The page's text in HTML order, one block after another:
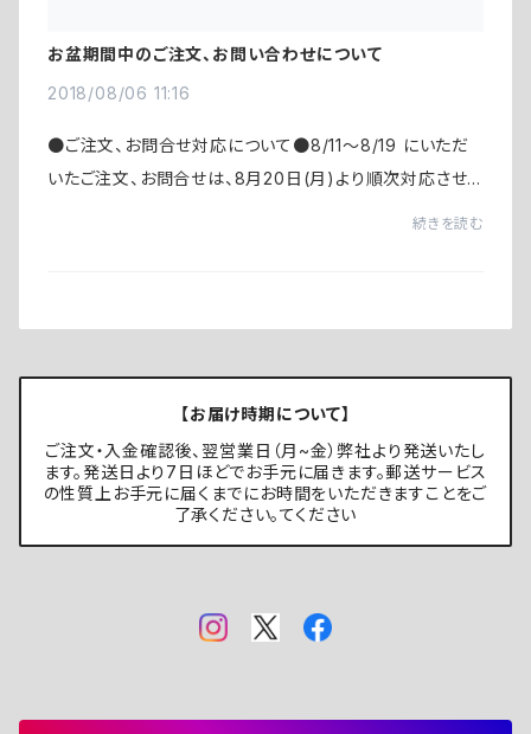
お盆期間中のご注文、お問い合わせについて
2018/08/06 11:16
●ご注文、お問合せ対応について●8/11〜8/19 にいただ
いたご注文、お問合せは、8月20日(月)より順次対応させ
続きを読む
【お届け時期について】
ご注文・入金確認後、翌営業日（月~金）弊社より発送いたし
ます。発送日より7日ほどでお手元に届きます。郵送サービス
の性質上お手元に届くまでにお時間をいただきますことをご
了承ください。てください